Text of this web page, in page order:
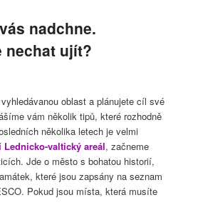
nadchne.
nechat ujít?
oblast a plánujete cíl své
vám několik tipů, které rozhodně
několika letech je velmi
Lednicko-valtický areál, začneme
Jde o město s bohatou historií,
které jsou zapsány na seznam
Pokud jsou místa, která musíte